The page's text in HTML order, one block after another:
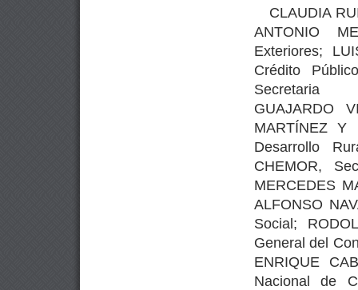
CLAUDIA
ANTONIO
Exteriores;
Crédito
GUAJARDO
MARTÍNEZ Y
Desarrollo
CHEMOR,
MERCEDES
ALFONSO
Social;
General del
ENRIQUE
Nacional de